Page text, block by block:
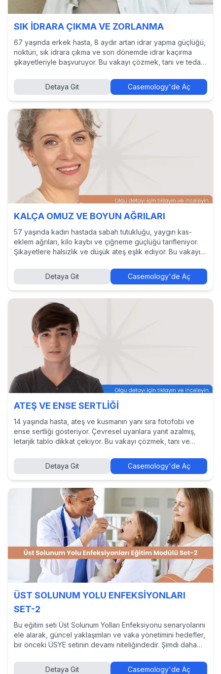
SIK İDRARA ÇIKMA VE ZORLANMA
67 yaşında erkek hasta, 8 aydır artan idrar yapma güçlüğü,
noktüri, sık idrara çıkma ve son dönemde idrar kaçırma
şikayetleriyle başvuruyor. Bu vakayı çözmek, tanı ve tedavi
görmek için Casemology’de vakayı keşfedin.
Detaya Git Casemology'de Aç
KALÇA OMUZ VE BOYUN AĞRILARI
57 yaşında kadın hastada sabah tutukluğu, yaygın kas-
eklem ağrıları, kilo kaybı ve çiğneme güçlüğü tarifleniyor.
Şikayetlere halsizlik ve düşük ateş eşlik ediyor. Bu vakayı
hekimlerin kararlarını görmek için Casemology’de vakayı
keşfedin.
Detaya Git Casemology'de Aç
ATEŞ VE ENSE SERTLİĞİ
14 yaşında hasta, ateş ve kusmanın yanı sıra fotofobi ve
ense sertliği gösteriyor. Çevresel uyarılara yanıt azalmış,
letarjik tablo dikkat çekiyor. Bu vakayı çözmek, tanı ve
kararlarını görmek için Casemology’de vakayı keşfedin.
Detaya Git Casemology'de Aç
ÜST SOLUNUM YOLU ENFEKSİYONLARI
SET-2
Bu eğitim seti Üst Solunum Yolları Enfeksiyonu senaryolarını
ele alarak, güncel yaklaşımları ve vaka yönetimini hedefler,
bir önceki ÜSYE setinin devamı niteliğindedir. Şimdi daha
Detaya Git
Casemology'de Aç